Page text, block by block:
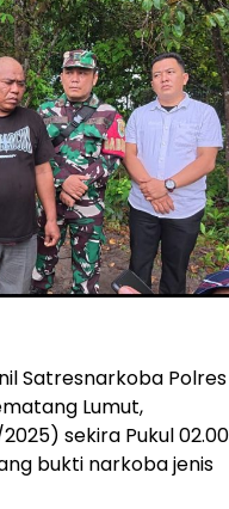
Satresnarkoba Polres
Lumut,
sekira Pukul 02.00
bukti narkoba jenis